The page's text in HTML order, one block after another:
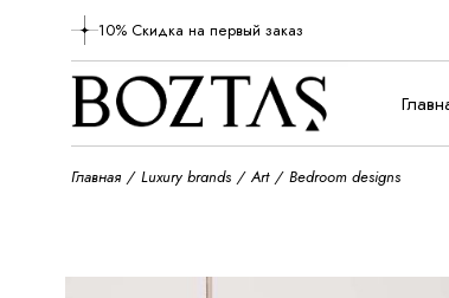
10% Скидка на первый заказ
Главная Luxury brands Art Bedroom designs